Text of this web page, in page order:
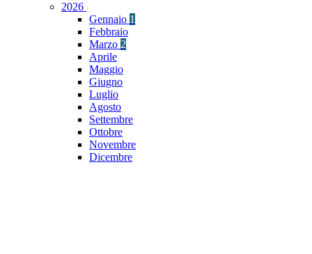
2026
Gennaio 1
Febbraio
Marzo 2
Aprile
Maggio
Giugno
Luglio
Agosto
Settembre
Ottobre
Novembre
Dicembre